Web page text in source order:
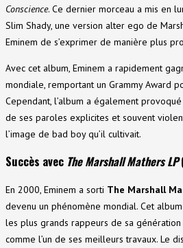
Conscience. Ce dernier morceau a mis en
Slim Shady, une version alter ego de
Eminem de s’exprimer de manière plus
Avec cet album, Eminem a rapidement
mondiale, remportant un Grammy Award
Cependant, l’album a également
de ses paroles explicites et souvent
l’image de bad boy qu’il cultivait.
Succès avec The Marshall Mathers LP
En 2000, Eminem a sorti The Marshall
devenu un phénomène mondial. Cet
les plus grands rappeurs de sa
comme l’un de ses meilleurs travaux. Le